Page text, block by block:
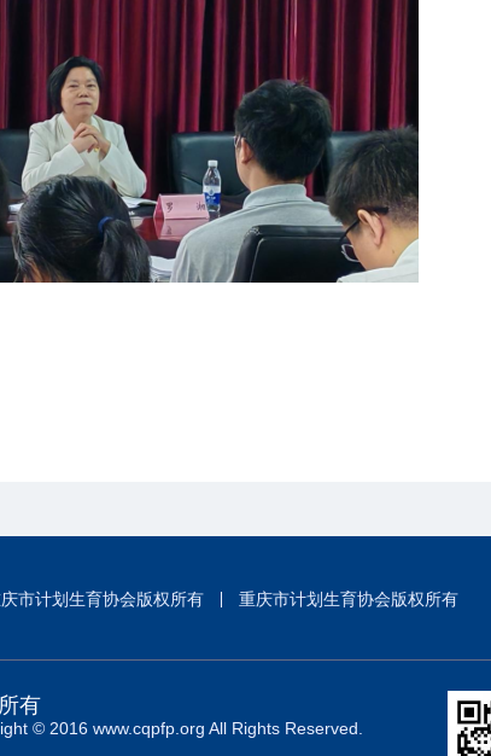
市计划生育协会版权所有 重庆市计划生育协会版权所有
有
© 2016 www.cqpfp.org All Rights Reserved.